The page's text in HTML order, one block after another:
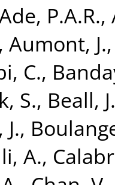
P.A.R.,
, Aumont, J.
C.,
S., Beall, J.
,
A.,